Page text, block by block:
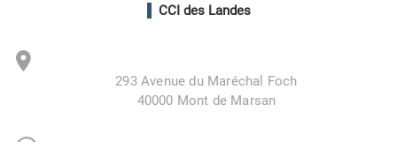
CCI des Landes
293 Avenue du Maréchal Foch
40000 Mont de Marsan